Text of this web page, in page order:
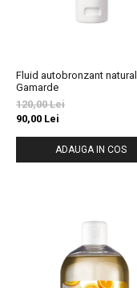
Fluid autobronzant natural
Gamarde
120,00 Lei
90,00 Lei
ADAUGA IN COS